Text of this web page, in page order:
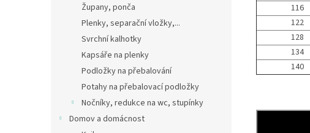
Župany, ponča
Plenky, separační vložky,...
Svrchní kalhotky
Kapsáře na plenky
Podložky na přebalování
Potahy na přebalovací podložky
Nočníky, redukce na wc, stupínky
Domov a domácnost
116
122
128
134
140